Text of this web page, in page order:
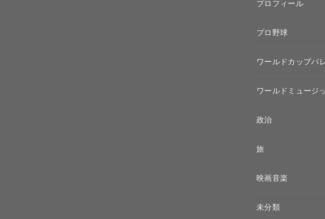
プロフィール
プロ野球
ワールドカップバ
ワールドミュージ
政治
旅
映画音楽
未分類